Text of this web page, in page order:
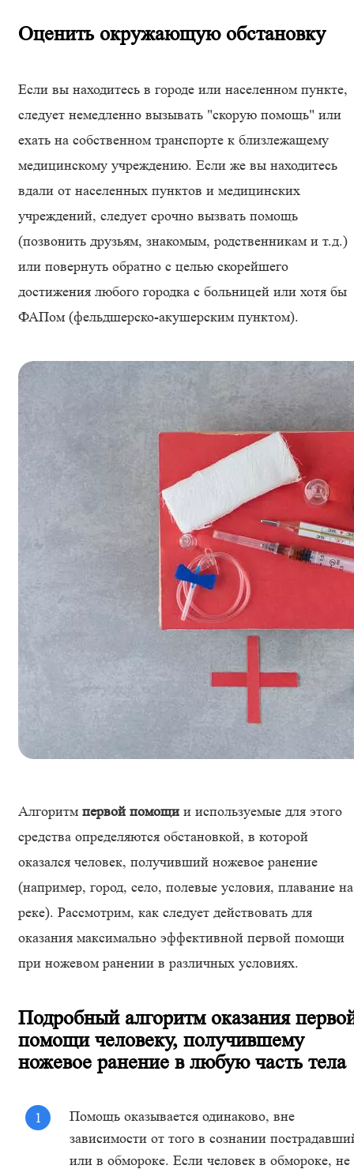
Оценить окружающую обстановку
Если вы находитесь в городе или населенном пункте,
следует немедленно вызывать "скорую помощь" или
ехать на собственном транспорте к близлежащему
медицинскому учреждению. Если же вы находитесь
вдали от населенных пунктов и медицинских
учреждений, следует срочно вызвать помощь
(позвонить друзьям, знакомым, родственникам и т.д.)
или повернуть обратно с целью скорейшего
достижения любого городка с больницей или хотя бы
ФАПом (фельдшерско-акушерским пунктом).
Алгоритм первой помощи и используемые для этого
средства определяются обстановкой, в которой
оказался человек, получивший ножевое ранение
(например, город, село, полевые условия, плавание на
реке). Рассмотрим, как следует действовать для
оказания максимально эффективной первой помощи
при ножевом ранении в различных условиях.
Подробный алгоритм оказания
помощи человеку, получившему
ножевое ранение в любую часть тела
Помощь оказывается одинаково, вне
зависимости от того в сознании
или в обмороке. Если человек в обмороке, не